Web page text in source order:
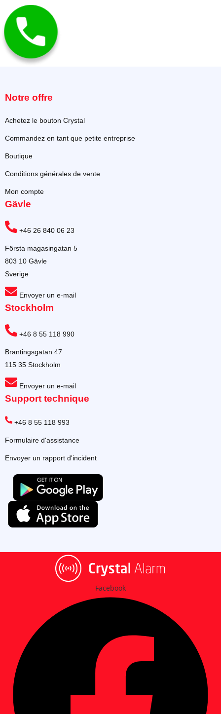
Notre offre
Achetez le bouton Crystal
Commandez en tant que petite entreprise
Boutique
Conditions générales de vente
Mon compte
Gävle
+46 26 840 06 23
Första magasingatan 5
803 10 Gävle
Sverige
Envoyer un e-mail
Stockholm
+46 8 55 118 990
Brantingsgatan 47
115 35 Stockholm
Envoyer un e-mail
Support technique
+46 8 55 118 993
Formulaire d'assistance
Envoyer un rapport d'incident
Facebook